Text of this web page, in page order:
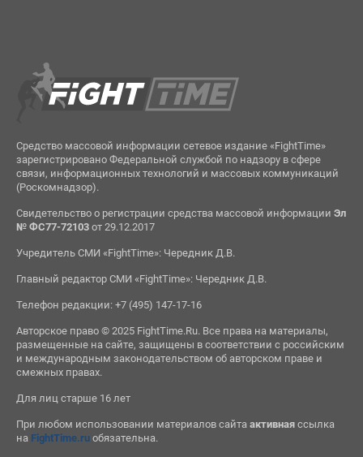
Средство массовой информации сетевое издание «FightTime»
зарегистрировано Федеральной службой по надзору в сфере
связи, информационных технологий и массовых коммуникаций
(Роскомнадзор).
Свидетельство о регистрации средства массовой информации Эл
№ ФС77-72103от 29.12.2017
Учредитель СМИ «FightTime»: Чередник Д.В.
Главный редактор СМИ «FightTime»: Чередник Д.В.
Телефон редакции: +7 (495) 147-17-16
Авторское право © 2025 FightTime.Ru. Все права на материалы,
размещенные на сайте, защищены в соответствии с российским
и международным законодательством об авторском праве и
смежных правах.
Для лиц старше 16 лет
При любом использовании материалов сайта активнаяссылка
на FightTime.ruобязательна.